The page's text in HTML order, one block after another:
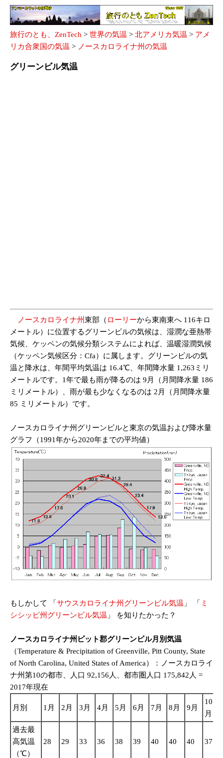
旅行のとも、ZenTech > 世界の気温 > 北アメリカ気温 > アメ
リカ合衆国の気温 > ノースカロライナ州の気温
グリーンビル気温
ノースカロライナ州東部（ ローリーから東南東へ 116キロ
メートル）に位置するグリーンビルの気候は、湿潤な亜熱帯
気候、ケッペンの気候分類システムによれば、温暖湿潤気候
（ケッペン気候区分：Cfa）に属します。グリーンビルの気
温と降水は、年間平均気温は 16.4℃、年間降水量 1,263ミリ
メートルです。1年で最も雨が降るのは 9月（月間降水量 186
ミリメートル）、雨が最も少なくなるのは 2月（月間降水量
85 ミリメートル）です。
ノースカロライナ州グリーンビルと東京の気温および降水量
グラフ（1991年から2020年までの平均値）
もしかして 「 サウスカロライナ州グリーンビル気温 」 「 ミ
シシッピ州グリーンビル気温 」 を知りたかった？
ノースカロライナ州ピット郡グリーンビル月別気温
（Temperature & Precipitation of Greenville, Pitt County, State
of North Carolina, United States of America）：ノースカロライ
ナ州第10の都市、人口 92,156人、都市圏人口 175,842人 =
2017年現在
月別 1月 2月 3月 4月 5月 6月 7月 8月 9月
10
月
過去最
高気温
（℃）
28 29 33 36 38 39 40 40 40 37